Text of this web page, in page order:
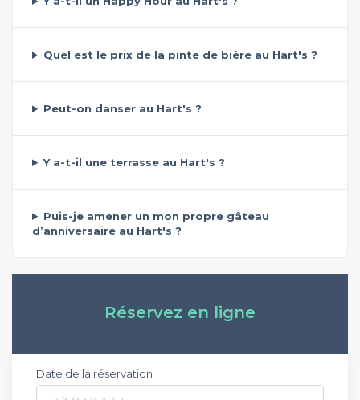
Quel est le prix de la pinte de bière au Hart's ?
Peut-on danser au Hart's ?
Y a-t-il une terrasse au Hart's ?
Puis-je amener un mon propre gâteau
d’anniversaire au Hart's ?
Réservez en ligne
Date de la réservation